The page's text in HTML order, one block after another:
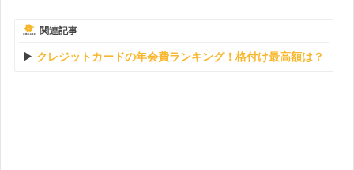
関連記事
クレジットカードの年会費ランキング！格付け最高額は？